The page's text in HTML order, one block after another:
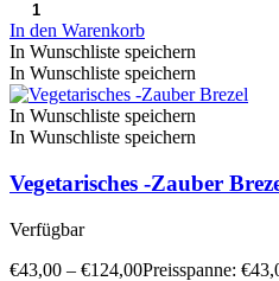
In den Warenkorb
In Wunschliste speichern
In Wunschliste speichern
In Wunschliste speichern
In Wunschliste speichern
Vegetarisches -Zauber
Verfügbar
€43,00 – €124,00Preisspanne: